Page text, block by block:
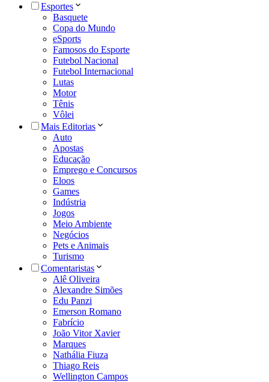
Esportes
Basquete
Copa do Mundo
eSports
Famosos do Esporte
Futebol Nacional
Futebol Internacional
Lutas
Motor
Tênis
Vôlei
Mais Editorias
Auto
Apostas
Educação
Emprego e Concursos
Eloos
Games
Indústria
Jogos
Meio Ambiente
Negócios
Pets e Animais
Turismo
Comentaristas
Alê Oliveira
Alexandre Simões
Edu Panzi
Emerson Romano
Fabrício
João Vitor Xavier
Marques
Nathália Fiuza
Thiago Reis
Wellington Campos